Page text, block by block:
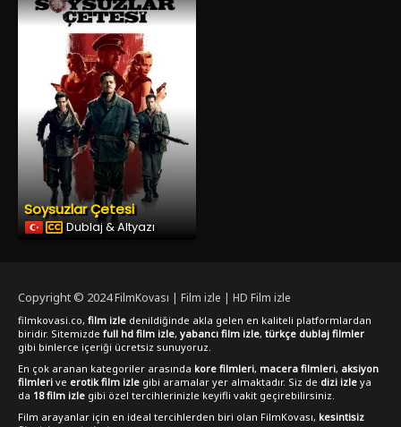
Soysuzlar Çetesi
Dublaj & Altyazı
Copyright © 2024FilmKovası | Film izle | HD Film izle
filmkovasi.co, film izle denildiğinde akla gelen en kaliteli platformlardan
biridir. Sitemizde full hd film izle, yabancı film izle, türkçe dublaj filmler
gibi binlerce içeriği ücretsiz sunuyoruz.
En çok aranan kategoriler arasında kore filmleri, macera filmleri, aksiyon
filmleri ve erotik film izle gibi aramalar yer almaktadır. Siz de dizi izle ya
da 18 film izle gibi özel tercihlerinizle keyifli vakit geçirebilirsiniz.
Film arayanlar için en ideal tercihlerden biri olan FilmKovası, kesintisiz